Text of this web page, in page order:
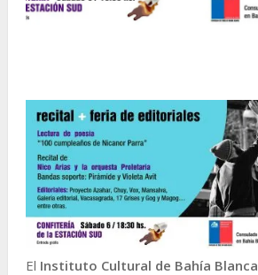
El Instituto Cultural de Bahía Blanca